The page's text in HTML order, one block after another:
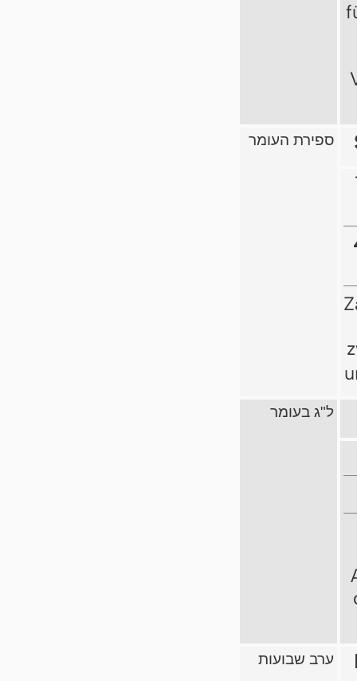
ספירת העומר
ל"ג בעומר
ערב שבועות